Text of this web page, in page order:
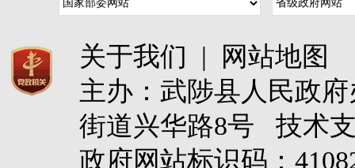
关于我们 |
网站地图
主办：武陟县人民政
街道兴华路8号 技术
政府网站标识码：